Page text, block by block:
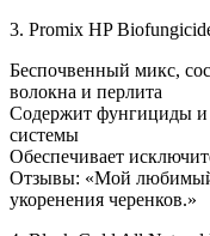
3. Promix HP
Беспочвенный микс,
волокна и перлита
Содержит фунгициды и
системы
Обеспечивает
Отзывы: «Мой любимый
укоренения черенков.»